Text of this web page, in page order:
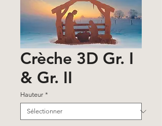
Crèche 3D Gr. I
& Gr. II
Hauteur *